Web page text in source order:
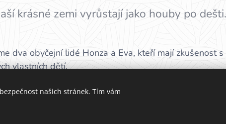
krásné zemi vyrůstají jako houby po dešti.
dva obyčejní lidé Honza a Eva, kteří mají zkušenost
vlastních dětí.
největší katalog alternativních škol v ČR, ve
SŠ. Školy jsou rozřazené podle krajů a v nich vždy
našich stránek. Tím vám